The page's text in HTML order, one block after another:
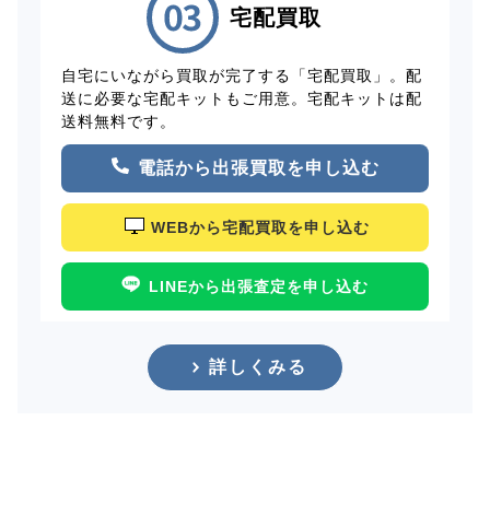
宅配買取
自宅にいながら買取が完了する「宅配買取」。配
送に必要な宅配キットもご用意。宅配キットは配
送料無料です。
電話から出張買取を申し込む
WEBから宅配買取を申し込む
LINEから出張査定を申し込む
詳しくみる